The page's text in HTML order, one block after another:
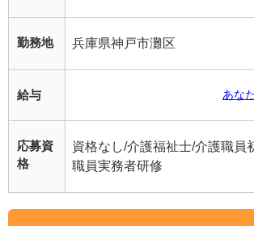
勤務地 兵庫県神戸市灘区
給与 あな
応募資
格
資格なし/介護福祉士/介護職員
職員実務者研修